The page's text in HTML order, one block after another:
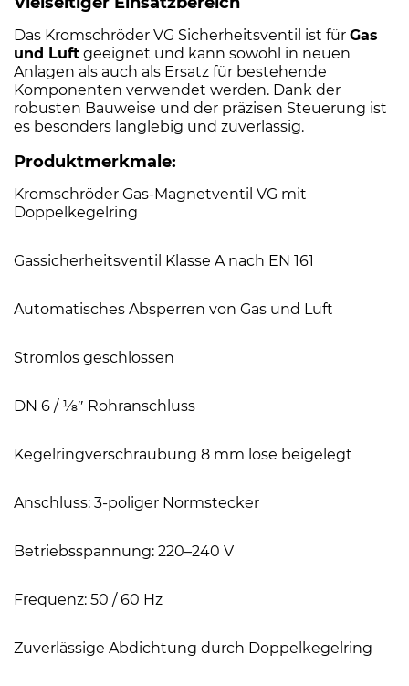
Das Kromschröder VG Sicherheitsventil ist für Gas
und Luft geeignet und kann sowohl in neuen
Anlagen als auch als Ersatz für bestehende
Komponenten verwendet werden. Dank der
robusten Bauweise und der präzisen Steuerung ist
es besonders langlebig und zuverlässig.
Produktmerkmale:
Kromschröder Gas-Magnetventil VG mit
Doppelkegelring
Gassicherheitsventil Klasse A nach EN 161
Automatisches Absperren von Gas und Luft
Stromlos geschlossen
DN 6 / 1⁄8″ Rohranschluss
Kegelringverschraubung 8 mm lose beigelegt
Anschluss: 3-poliger Normstecker
Betriebsspannung: 220–240 V
Frequenz: 50 / 60 Hz
Zuverlässige Abdichtung durch Doppelkegelring